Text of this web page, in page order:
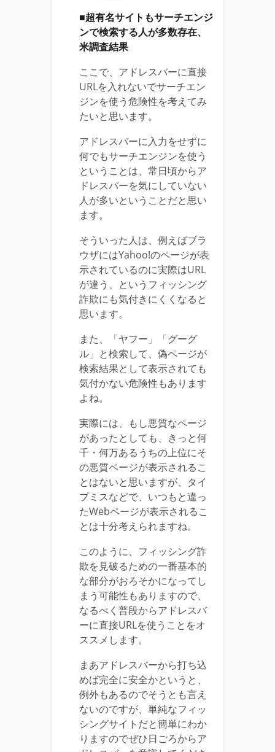
■超有名サイトもサーチエンジ
ンで検索する人が多数存在、
米調査結果
ここで、アドレスバーに直接
URLを入れないでサーチエン
ジンを使う危険性を考えてみ
たいと思います。
アドレスバーに入力をせずに
何でもサーチエンジンを使う
ということは、常日頃からア
ドレスバーを気にしていない
人が多いということだと思い
ます。
そういった人は、例えばブラ
ウザにはYahoo!のページが表
示されているのに実際はURL
が違う、というフィッシング
詐欺にも気付きにくくなると
思います。
また、「ヤフー」「グーグ
ル」と検索して、偽ページが
検索結果として表示されても
気付かない危険性もあります
よね。
実際には、もし悪質なページ
があったとしても、きっと何
千・何万あるうちの上位にそ
の悪質ページが表示されるこ
とはないと思いますが、タイ
プミスなどで、いつもと違っ
たWebページが表示されるこ
とは十分考えられますね。
このように、フィッシング詐
欺を見破るための一番基本的
な部分がおろそかになってし
まう可能性もありますので、
なるべく普段からアドレスバ
ーに直接URLを使うことをオ
ススメします。
まあアドレスバーから打ち込
めば完全に安全かというと、
例外もあるのでそうとも言え
ないのですが、単純なフィッ
シングサイトだと簡単にわか
りますのでぜひ日ごろからア